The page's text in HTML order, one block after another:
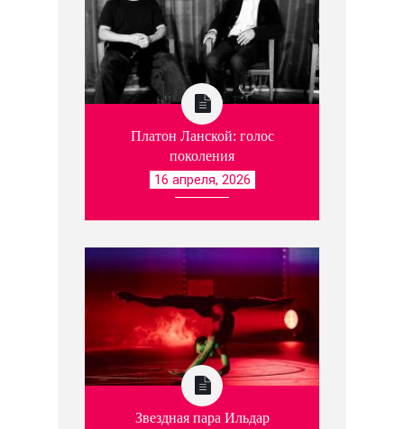
Платон Ланской: голос
поколения
16 апреля, 2026
Звездная пара Ильдар